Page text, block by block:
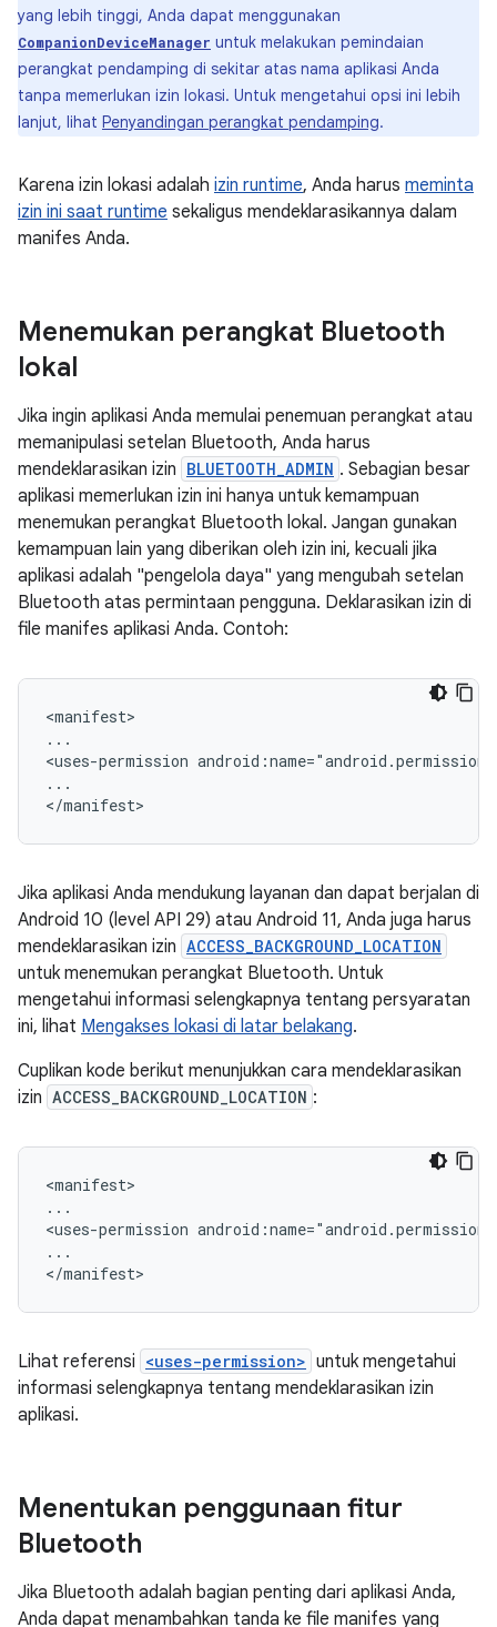
yang lebih tinggi, Anda dapat menggunakan
CompanionDeviceManager untuk melakukan pemindaian
perangkat pendamping di sekitar atas nama aplikasi Anda
tanpa memerlukan izin lokasi. Untuk mengetahui opsi ini lebih
lanjut, lihat Penyandingan perangkat pendamping.
Karena izin lokasi adalah izin runtime, Anda harus meminta
izin ini saat runtime sekaligus mendeklarasikannya dalam
manifes Anda.
Menemukan perangkat Bluetooth
lokal
Jika ingin aplikasi Anda memulai penemuan perangkat atau
memanipulasi setelan Bluetooth, Anda harus
mendeklarasikan izin BLUETOOTH_ADMIN . Sebagian besar
aplikasi memerlukan izin ini hanya untuk kemampuan
menemukan perangkat Bluetooth lokal. Jangan gunakan
kemampuan lain yang diberikan oleh izin ini, kecuali jika
aplikasi adalah "pengelola daya" yang mengubah setelan
Bluetooth atas permintaan pengguna. Deklarasikan izin di
file manifes aplikasi Anda. Contoh:
<manifest>
...
<uses-permission
...
Jika aplikasi Anda mendukung layanan dan dapat berjalan di
Android 10 (level API 29) atau Android 11, Anda juga harus
mendeklarasikan izin ACCESS_BACKGROUND_LOCATION
untuk menemukan perangkat Bluetooth. Untuk
mengetahui informasi selengkapnya tentang persyaratan
ini, lihat Mengakses lokasi di latar belakang.
Cuplikan kode berikut menunjukkan cara mendeklarasikan
izin ACCESS_BACKGROUND_LOCATION :
<manifest>
...
<uses-permission
...
Lihat referensi <uses-permission> untuk mengetahui
informasi selengkapnya tentang mendeklarasikan izin
aplikasi.
Menentukan penggunaan fitur
Bluetooth
Jika Bluetooth adalah bagian penting dari aplikasi Anda,
Anda dapat menambahkan tanda ke file manifes yang